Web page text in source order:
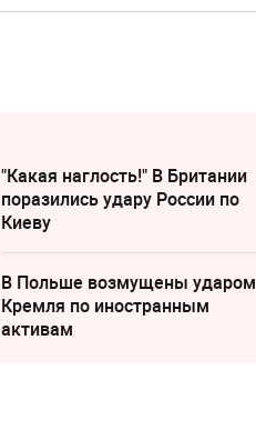
"Какая наглость!" В Британии
поразились удару России по
Киеву
В Польше возмущены ударом
Кремля по иностранным
активам